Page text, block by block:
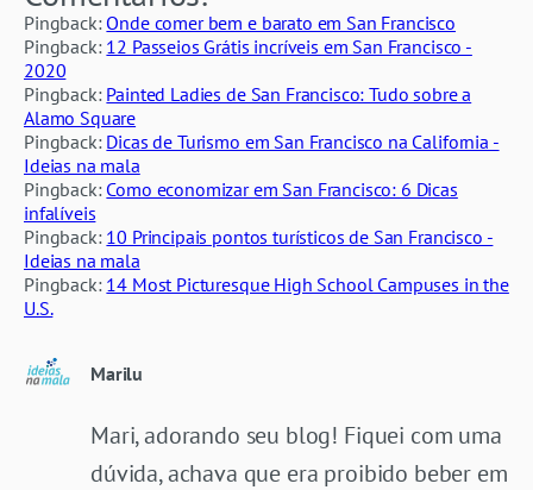
Pingback:Onde comer bem e barato em San Francisco
Pingback: 12 Passeios Grátis incríveis em San Francisco -
2020
Pingback: Painted Ladies de San Francisco: Tudo sobre a
Alamo Square
Pingback: Dicas de Turismo em San Francisco na California -
Ideias na mala
Pingback: Como economizar em San Francisco: 6 Dicas
infalíveis
Pingback: 10 Principais pontos turísticos de San Francisco -
Ideias na mala
Pingback: 14 Most Picturesque High School Campuses in the
U.S.
Marilu
Mari, adorando seu blog! Fiquei com uma
dúvida, achava que era proibido beber em